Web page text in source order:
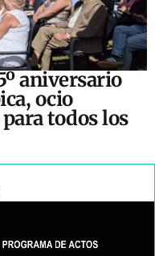
aniversario
ocio
todos los